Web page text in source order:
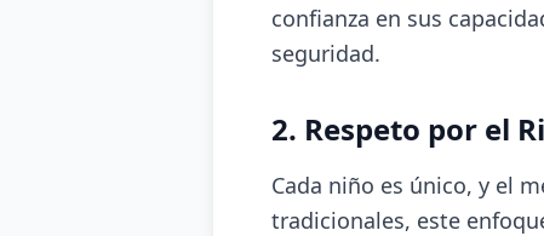
confianza en sus
seguridad.
2. Respeto por el
Cada niño es único, y el
tradicionales, este